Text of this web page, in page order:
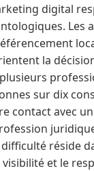
digital
Les
la
sur dix
contact avec
réside
et le